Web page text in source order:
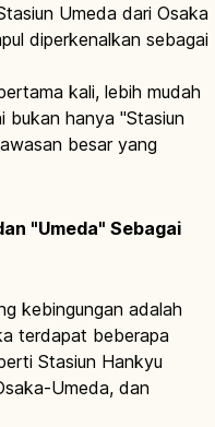
Umeda dari Osaka
diperkenalkan sebagai
kali, lebih mudah
bukan hanya "Stasiun
besar yang
"Umeda" Sebagai
kebingungan adalah
terdapat beberapa
Stasiun Hankyu
Umeda, dan